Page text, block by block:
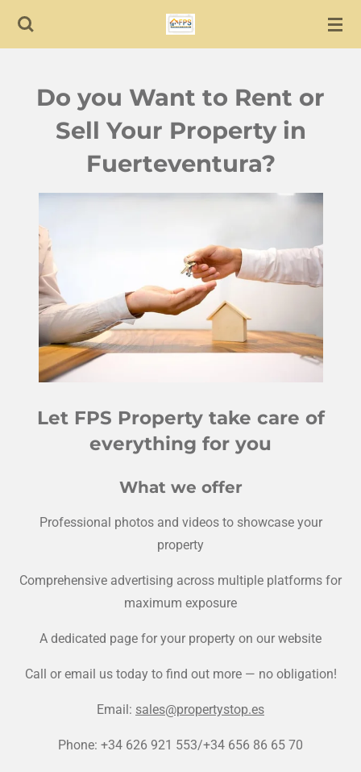
Skip
contentDo you Want to Rent or
Sell Your Property in
Fuerteventura?
Let FPS Property take care of
everything for you
What we offer
Professional photos and videos to showcase your
property
Comprehensive advertising across multiple platforms for
maximum exposure
A dedicated page for your property on our website
Call or email us today to find out more — no obligation!
Email: sales@propertystop.es
Phone: +34 626 921 553/+34 656 86 65 70